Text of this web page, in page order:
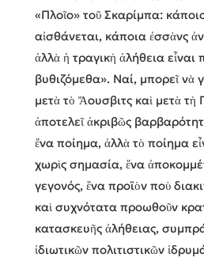
«Πλοῖο» τοῦ Σκαρίμπα:
αἰσθάνεται, κάποια ἐσσὰνς
ἀλλὰ ἡ τραγικὴ ἀλήθεια
βυθιζόμεθα». Ναί, μπορεῖ νὰ
μετὰ τὸ Ἄουσβιτς καὶ μετὰ τὴ
ἀποτελεῖ ἀκριβῶς
ἕνα ποίημα, ἀλλὰ τὸ ποίημα
χωρὶς σημασία, ἕνα
γεγονός, ἕνα προϊὸν ποὺ
καὶ συχνότατα προωθοῦν
κατασκευῆς ἀλήθειας,
ἰδιωτικῶν πολιτιστικῶν